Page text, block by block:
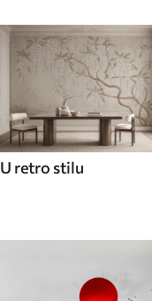
U retro stilu